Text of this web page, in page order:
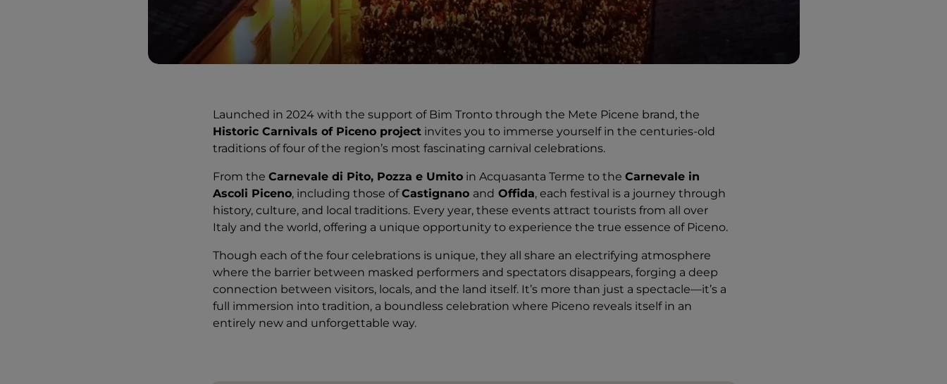
Launched in 2024 with the support of Bim Tronto through the Mete Picene brand, the
Historic Carnivals of Piceno project invites you to immerse yourself in the centuries-old
traditions of four of the region’s most fascinating carnival celebrations.
From the Carnevale di Pito, Pozza e Umito in Acquasanta Terme to the Carnevale in
Ascoli Piceno, including those ofCastignano and Offida, each festival is a journey through
history, culture, and local traditions. Every year, these events attract tourists from all over
Italy and the world, offering a unique opportunity to experience the true essence of Piceno.
Though each of the four celebrations is unique, they all share an electrifying atmosphere
where the barrier between masked performers and spectators disappears, forging a deep
connection between visitors, locals, and the land itself. It’s more than just a spectacle—it’s a
full immersion into tradition, a boundless celebration where Piceno reveals itself in an
entirely new and unforgettable way.